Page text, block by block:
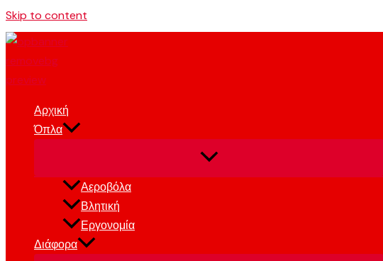
Skip to content
Αρχική
Όπλα
Αεροβόλα
Βλητική
Εργονομία
Διάφορα